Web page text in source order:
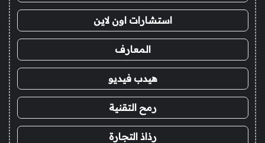
استشارات اون لاين
المعارف
هيدب فيديو
رمح التقنية
رذاذ التجارة